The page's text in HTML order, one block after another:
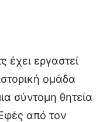
έχει εργαστεί
ομάδα
σύντομη θητεία
από τον